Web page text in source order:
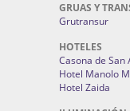
GRUAS Y
Grutransur
HOTELES
Casona de San
Hotel Manolo
Hotel Zaida